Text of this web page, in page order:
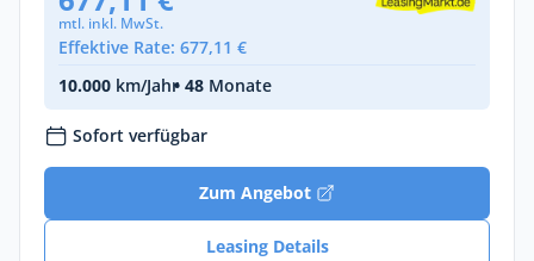
mtl. inkl. MwSt.
Effektive Rate: 677,11 €
10.000 km/Jahr• 48 Monate
Sofort verfügbar
Zum Angebot
Leasing Details